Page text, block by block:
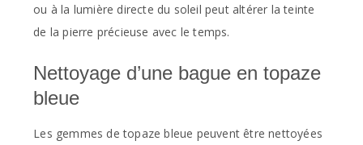
ou à la lumière directe du soleil peut altérer la teinte
de la pierre précieuse avec le temps.
Nettoyage d’une bague en topaze
bleue
Les gemmes de topaze bleue peuvent être nettoyées